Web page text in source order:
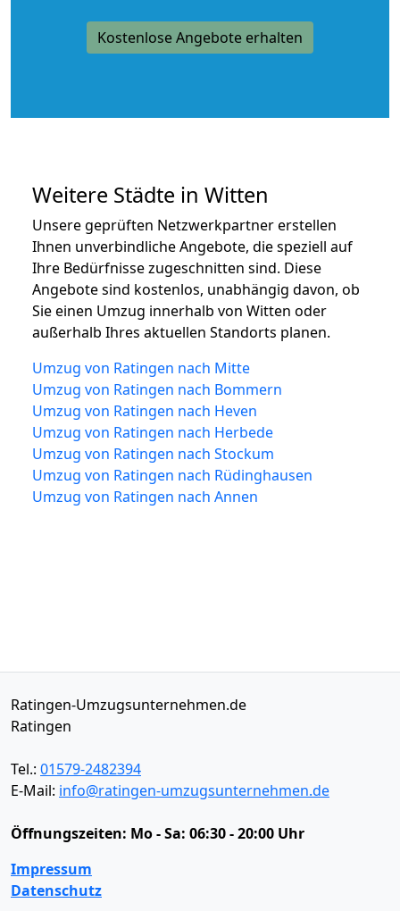
Kostenlose Angebote erhalten
Weitere Städte in Witten
Unsere geprüften Netzwerkpartner erstellen
Ihnen unverbindliche Angebote, die speziell auf
Ihre Bedürfnisse zugeschnitten sind. Diese
Angebote sind kostenlos, unabhängig davon, ob
Sie einen Umzug innerhalb von Witten oder
außerhalb Ihres aktuellen Standorts planen.
Umzug von Ratingen nach Mitte
Umzug von Ratingen nach Bommern
Umzug von Ratingen nach Heven
Umzug von Ratingen nach Herbede
Umzug von Ratingen nach Stockum
Umzug von Ratingen nach Rüdinghausen
Umzug von Ratingen nach Annen
Ratingen-Umzugsunternehmen.de
Ratingen
Tel.: 01579-2482394
E-Mail: info@ratingen-umzugsunternehmen.de
Öffnungszeiten: Mo - Sa: 06:30 - 20:00 Uhr
Impressum
Datenschutz